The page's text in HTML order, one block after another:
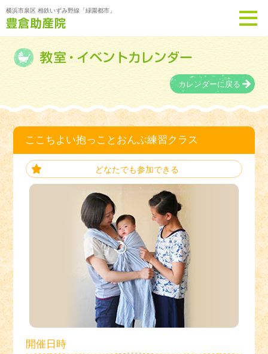
横浜市泉区 相鉄いずみ野線「緑園都市」
カレンダーに戻る
ここちよい抱っことおんぶ練習クラス
どなたでも参加できる
開催日時